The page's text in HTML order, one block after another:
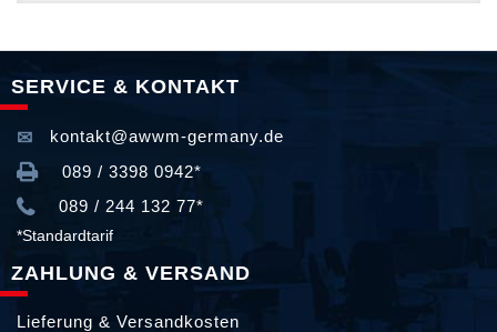
SERVICE & KONTAKT
kontakt@awwm-germany.de
089 / 3398 0942*
089 / 244 132 77*
*Standardtarif
ZAHLUNG & VERSAND
Lieferung & Versandkosten